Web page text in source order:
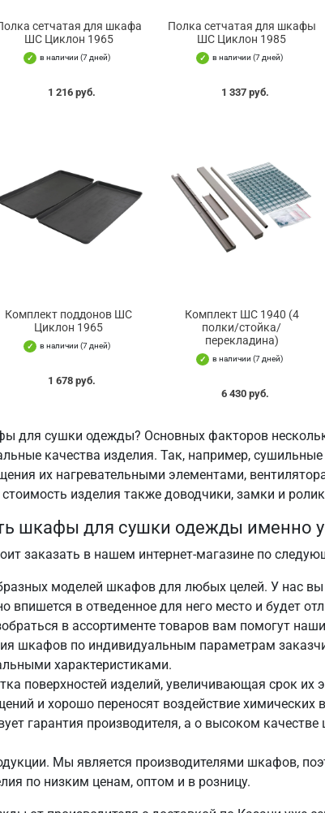
сетчатая для шкафа
ШС Циклон 1965
в наличии (7 дней)
1 216 руб.
Полка сетчатая для шкафы
ШС Циклон 1985
в наличии (7 дней)
1 337 руб.
Комплект поддонов ШС
Циклон 1965
в наличии (7 дней)
1 678 руб.
Комплект ШС 1940 (4
полки/стойка/
перекладина)
в наличии (7 дней)
6 430 руб.
для сушки одежды? Основных факторов
качества изделия. Так, например,
их нагревательными элементами,
изделия также доводчики, замки и
шкафы для сушки одежды именно у
заказать в нашем интернет-магазине по
моделей шкафов для любых целей. У нас вы
впишется в отведенное для него место и будет
в ассортименте товаров вам помогут
шкафов по индивидуальным параметрам
характеристиками.
поверхностей изделий, увеличивающая срок
и хорошо переносят воздействие химических
гарантия производителя, а о высоком качестве
Мы является производителями шкафов,
по низким ценам, оптом и в розницу.